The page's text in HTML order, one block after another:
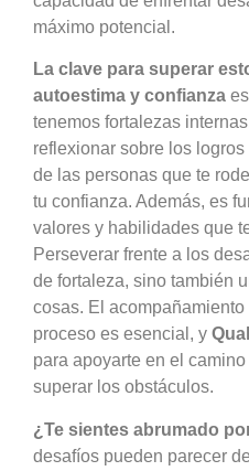
máximo potencial.
La clave para superar
autoestima y confianza
tenemos fortalezas
reflexionar sobre los
de las personas que te
tu confianza. Además, es
valores y habilidades que
Perseverar frente a los
de fortaleza, sino también
cosas. El
proceso es esencial, y
para apoyarte en el
superar los obstáculos.
¿Te sientes abrumado
desafíos pueden parecer